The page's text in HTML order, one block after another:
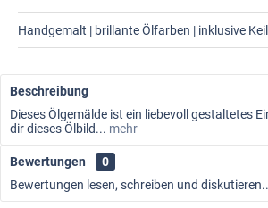
Handgemalt | brillante Ölfarben | inklusive
Beschreibung
Dieses Ölgemälde ist ein liebevoll gestaltetes
dir dieses Ölbild... mehr
Bewertungen
0
Bewertungen lesen, schreiben und